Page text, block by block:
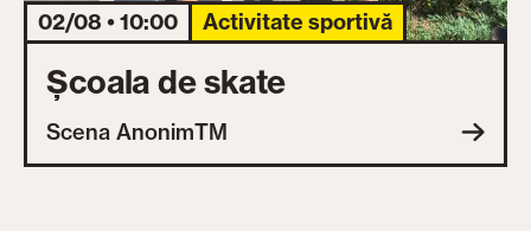
02/08 • 10:00 Activitate sportivă
Școala de skate
Scena AnonimTM